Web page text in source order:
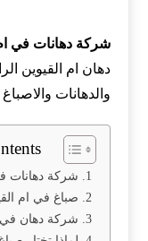
شركة دهانات في
دهان ام القيوين
والدهانات
شركة دهانات
صباغ في ام
شركة دهان في